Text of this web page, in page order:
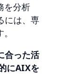
を分析
には、専
合った活
にAIXを